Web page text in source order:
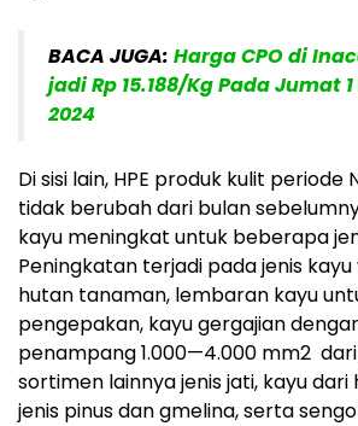
BACA JUGA: Harga CPO di
jadi Rp 15.188/Kg Pada Jumat
2024
Di sisi lain, HPE produk kulit periode
tidak berubah dari bulan
kayu meningkat untuk beberapa
Peningkatan terjadi pada jenis
hutan tanaman, lembaran kayu
pengepakan, kayu gergajian
penampang 1.000—4.000 mm2
sortimen lainnya jenis jati, kayu
jenis pinus dan gmelina, serta